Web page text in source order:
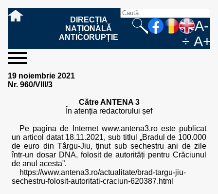
DIRECȚIA
NAȚIONALĂ
ANTICORUPȚIE
A-
÷ A+
sesizați-
ne
Ce
înseamnă
Cum
sesizați
corupție?
Cum
este
denunță?
Ce
trebuie
sesizare?
Fazele
procesului
Ce
urmează
o faptă
corupție?
Care sunt
drepturile și
în procesul
Cum
sprijiniți
posibile
fapte de
corupție?
despre
noi
Cine
lucrează
Cu ce
se
Sursele
de
Structura
Conducerea
Structuri
teritoriale
Cadrul
legal
Resurse
financiare
Resurse
umane
Integritate
instituțională
rezultatele
noastre
Rapoarte
de
Hotărâri
penale
mass
media
Biroul de
informare
Comunicate
de presă
Model de
acreditare
Drept
la
Evenimente
informare
publică
Persoana
responsabilă
Model
solicitare
Raportul
anual
Legea
544/2001
Protecția
datelor
Modalități
de
răspunsului
baza Legii
544/2001
cooperare
internațională
Programe
Evenimente
internaționale
Cadrul legal
internațional
19 noiembrie 2021
Nr. 960/VIII/3
Către ANTENA 3
În atenția redactorului șef
Pe pagina de Internet www.antena3.ro este publicat
un articol datat 18.11.2021, sub titlul „Bradul de 100.000
de euro din Târgu-Jiu, ținut sub sechestru ani de zile
într-un dosar DNA, folosit de autorități pentru Crăciunul
de anul acesta”.
https://www.antena3.ro/actualitate/brad-targu-jiu-
sechestru-folosit-autoritati-craciun-620387.html